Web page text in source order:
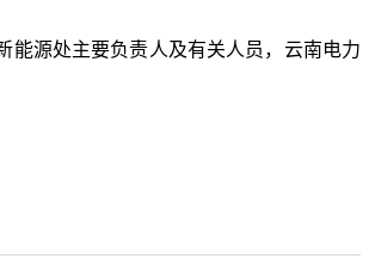
能源处主要负责人及有关人员，云南电力